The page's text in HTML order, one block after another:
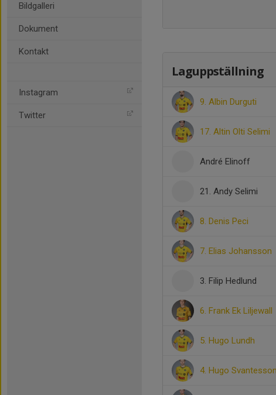
Bildgalleri
Dokument
Kontakt
Instagram
Twitter
Laguppställning
9. Albin Durguti
17. Altin Olti Selimi
André Elinoff
21. Andy Selimi
8. Denis Peci
7. Elias Johansson
3. Filip Hedlund
6. Frank Ek Liljewall
5. Hugo Lundh
4. Hugo Svantesson